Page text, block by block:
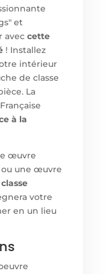
et
avec cette
! Installez
intérieur
de classe
La
à la
œuvre
ou une œuvre
votre
en un lieu